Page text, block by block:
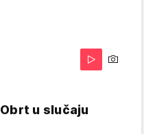
u slučaju